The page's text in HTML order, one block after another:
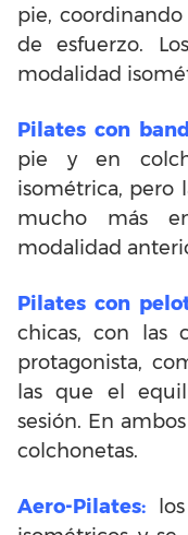
pie,
de esfuerzo.
modalidad
Pilates con
pie y en
isométrica, pero
mucho más
modalidad
Pilates con
chicas, con las
protagonista,
las que el
sesión. En
colchonetas.
Aero-Pilates: